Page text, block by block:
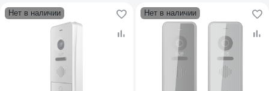
накладки в ко 10-0000373
Нет в наличии Нет в наличии